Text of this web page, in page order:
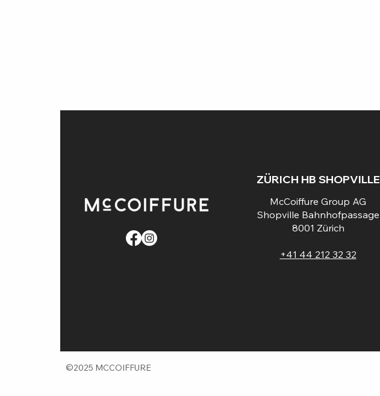
ZÜRICH HB SHOPVILLE
McCoiffure Group AG
Shopville Bahnhofpassage
8001 Zürich
+41 44 212 32 32
©2025 MCCOIFFURE